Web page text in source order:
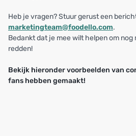
Heb je vragen? Stuur gerust een
marketingteam@foodello.com.
Bedankt dat je mee wilt helpen om
redden!
Bekijk hieronder voorbeelden van
fans hebben gemaakt!